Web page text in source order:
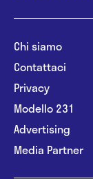
Chi siamo
Contattaci
Privacy
Modello 231
Advertising
Media Partner